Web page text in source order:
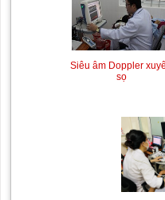
Siêu âm Doppler
sọ